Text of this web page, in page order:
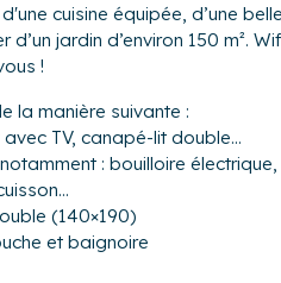
cuisine équipée, d’une
jardin d’environ 150 m².
!
la manière suivante :
TV, canapé-lit double…
: bouilloire
(140×190)
et baignoire